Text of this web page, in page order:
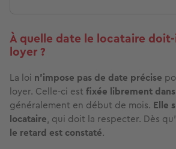
À quelle date le locataire
loyer ?
La loi n’impose pas de date précise
loyer. Celle-ci est fixée librement
généralement en début de mois. Elle
locataire, qui doit la respecter. Dès
le retard est constaté.